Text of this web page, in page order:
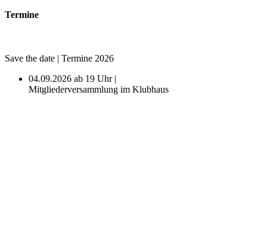
Termine
Save the date | Termine 2026
04.09.2026 ab 19 Uhr |
Mitgliederversammlung im Klubhaus